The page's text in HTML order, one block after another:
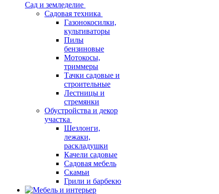
Сад и земледелие
Садовая техника
Газонокосилки,
культиваторы
Пилы
бензиновые
Мотокосы,
триммеры
Тачки садовые и
строительные
Лестницы и
стремянки
Обустройства и декор
участка
Шезлонги,
лежаки,
раскладушки
Качели садовые
Садовая мебель
Скамьи
Грили и барбекю